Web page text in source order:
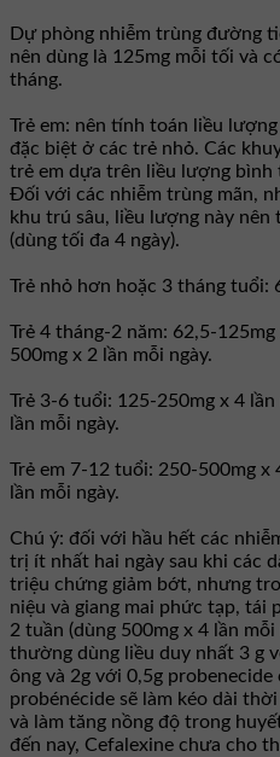
Dự phòng nhiễm trùng đường
nên dùng là 125mg mỗi tối và
tháng.
Trẻ em: nên tính toán liều
đặc biệt ở các trẻ nhỏ. Các
trẻ em dựa trên liều lượng
Ðối với các nhiễm trùng mãn,
khu trú sâu, liều lượng này
(dùng tối đa 4 ngày).
Trẻ nhỏ hơn hoặc 3 tháng tuổi:
Trẻ 4 tháng-2 năm: 62,5-
500mg x 2 lần mỗi ngày.
Trẻ 3-6 tuổi: 125-250mg x 4
lần mỗi ngày.
Trẻ em 7-12 tuổi: 250-500mg x
lần mỗi ngày.
Chú ý: đối với hầu hết các
trị ít nhất hai ngày sau khi các
triệu chứng giảm bớt, nhưng
niệu và giang mai phức tạp, tái
2 tuần (dùng 500mg x 4 lần
thường dùng liều duy nhất 3 g
ông và 2g với 0,5g
probénécide sẽ làm kéo dài
và làm tăng nồng độ trong
đến nay, Cefalexine chưa cho